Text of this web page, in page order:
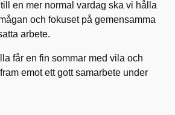
en mer normal vardag ska vi hålla
och fokuset på gemensamma
arbete.
får en fin sommar med vila och
emot ett gott samarbete under